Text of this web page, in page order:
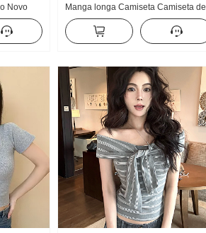
Novo
Colete
Manga longa Camiseta Camiseta de
base Feminino Modelo fino Estilo
Primavera e outono Cor sólida Novo
Solto Com capuz Top